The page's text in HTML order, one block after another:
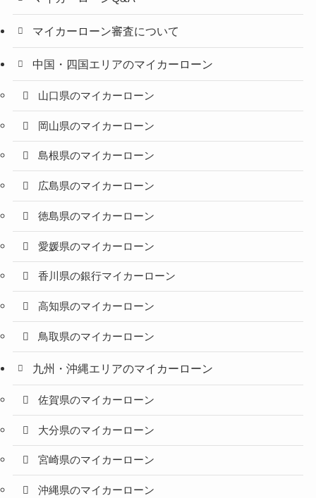
マイカーローン審査について
中国・四国エリアのマイカーローン
山口県のマイカーローン
岡山県のマイカーローン
島根県のマイカーローン
広島県のマイカーローン
徳島県のマイカーローン
愛媛県のマイカーローン
香川県の銀行マイカーローン
高知県のマイカーローン
鳥取県のマイカーローン
九州・沖縄エリアのマイカーローン
佐賀県のマイカーローン
大分県のマイカーローン
宮崎県のマイカーローン
沖縄県のマイカーローン